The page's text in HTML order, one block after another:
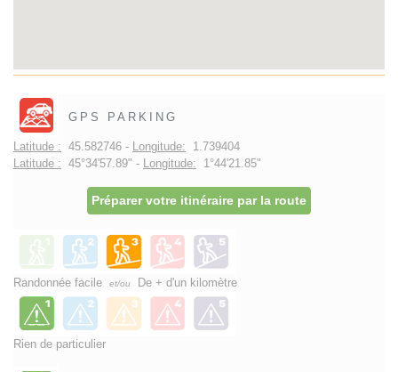
GPS PARKING
Latitude : 45.582746 - Longitude: 1.739404
Latitude : 45°34'57.89" - Longitude: 1°44'21.85"
Préparer votre itinéraire par la route
Randonnée facile et/ou De + d'un kilomètre
Rien de particulier